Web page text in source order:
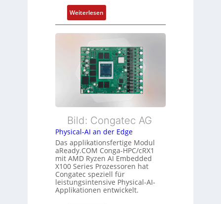
d
b
e
r
w
a
u
n
g
m
e
h
r
L
e
i
s
t
n
g
Weiterlesen:
F
l
x
i
b
l
e
E
h
e
r
c
a
t
-
Bild: Congatec AG
Physical-AI an der Edge
Das applikationsfertige Modul
aReady.COM Conga-HPC/cRX1
mit AMD Ryzen AI Embedded
X100 Series Prozessoren hat
Congatec speziell für
leistungsintensive Physical-AI-
Applikationen entwickelt.